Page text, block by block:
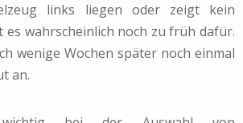
links liegen oder zeigt kein
es wahrscheinlich noch zu früh dafür.
wenige Wochen später noch einmal
an.